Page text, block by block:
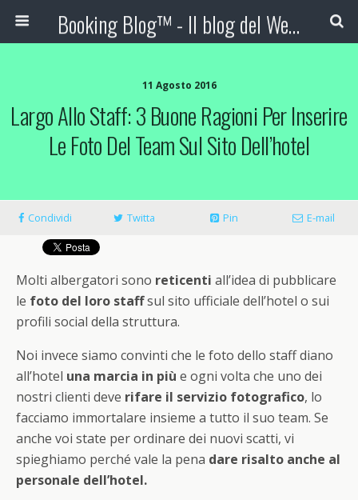
Booking Blog™ - Il blog del Web Marketing Turistico
11 Agosto 2016
Largo Allo Staff: 3 Buone Ragioni Per Inserire
Le Foto Del Team Sul Sito Dell’hotel
Condividi Twitta Pin E-mail
Molti albergatori sono reticenti all’idea di pubblicare
le foto del loro staffsul sito ufficiale dell’hotel o sui
profili social della struttura.
Noi invece siamo convinti che le foto dello staff diano
all’hotel una marcia in più e ogni volta che uno dei
nostri clienti deve rifare il servizio fotografico, lo
facciamo immortalare insieme a tutto il suo team. Se
anche voi state per ordinare dei nuovi scatti, vi
spieghiamo perché vale la pena dare risalto anche al
personale dell’hotel.